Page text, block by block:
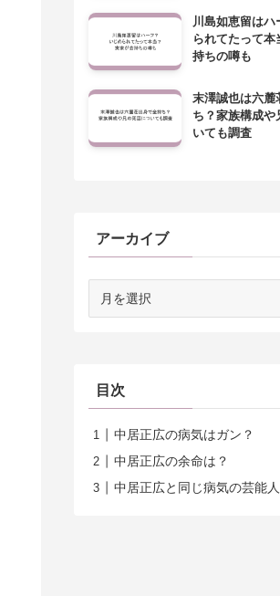
川島如恵留はハ
られてたって本
持ちの噂も
末澤誠也は六麓
ち？家族構成や
いても調査
アーカイブ
目次
中居正広の病気はガン？
中居正広の余命は？
中居正広と同じ病気の芸能